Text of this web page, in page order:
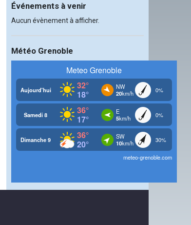
Événements à venir
Aucun évènement à afficher.
Météo Grenoble